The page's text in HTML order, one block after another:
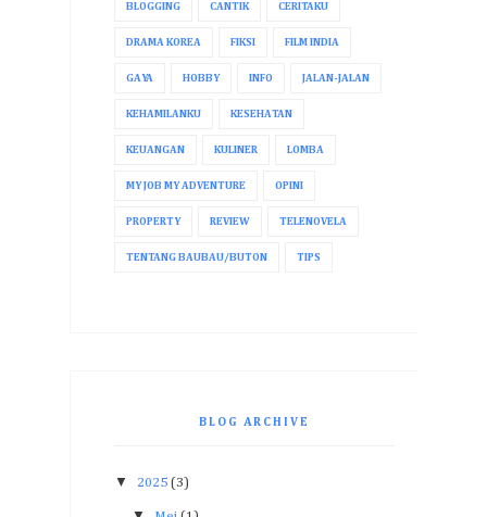
BLOGGING CANTIK CERITAKU
DRAMA KOREA FIKSI FILM INDIA
GAYA HOBBY INFO JALAN-JALAN
KEHAMILANKU KESEHATAN
KEUANGAN KULINER LOMBA
MY JOB MY ADVENTURE OPINI
PROPERTY REVIEW TELENOVELA
TENTANG BAUBAU/BUTON TIPS
BLOG ARCHIVE
▼ 2025 (3)